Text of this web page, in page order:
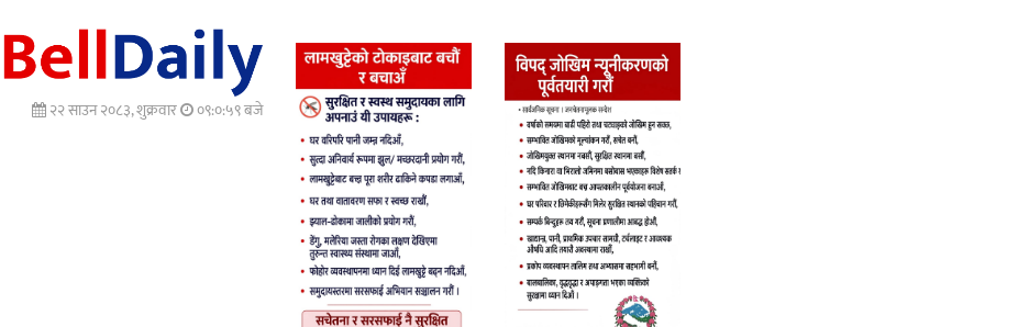
२२ साउन २०८३, शुक्रवार ०९:०१:० बजे